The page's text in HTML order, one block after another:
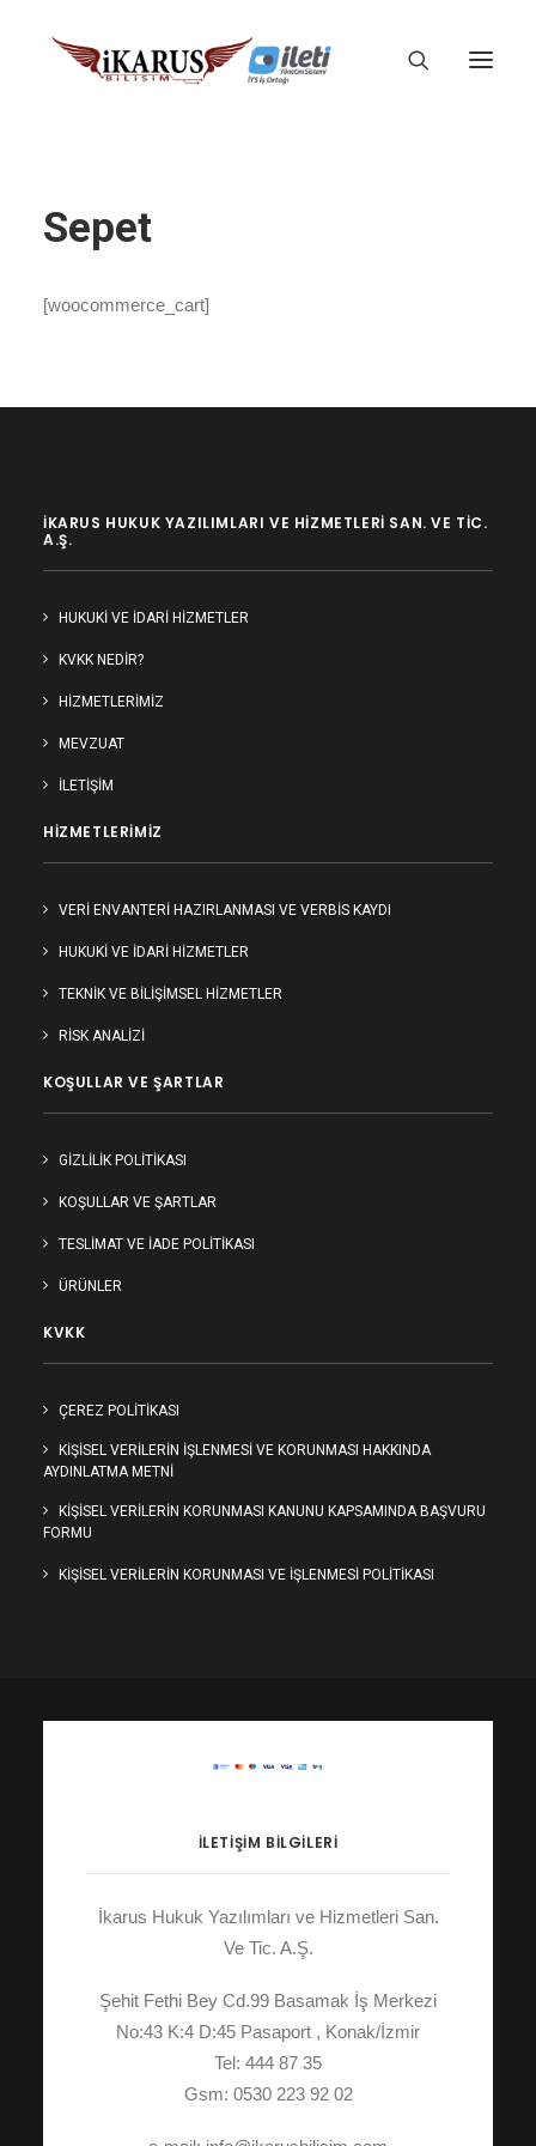
Sepet
[woocommerce_cart]
İKARUS HUKUK YAZILIMLARI VE HIZMETLERI SAN. VE TIC.
A.Ş.
HUKUKI VE İDARI HIZMETLER
KVKK NEDİR?
HIZMETLERIMIZ
MEVZUAT
İLETIŞIM
HIZMETLERIMIZ
VERİ ENVANTERİ HAZIRLANMASI VE VERBİS KAYDI
HUKUKİ VE İDARİ HİZMETLER
TEKNİK VE BİLİŞİMSEL HİZMETLER
RİSK ANALİZİ
KOŞULLAR VE ŞARTLAR
GIZLILIK POLITIKASI
KOŞULLAR VE ŞARTLAR
TESLIMAT VE İADE POLITIKASI
ÜRÜNLER
KVKK
ÇEREZ POLİTİKASI
KIŞISEL VERILERIN İŞLENMESI VE KORUNMASI HAKKINDA
AYDINLATMA METNI
KİŞİSEL VERİLERİN KORUNMASI KANUNU KAPSAMINDA BAŞVURU
FORMU
KİŞİSEL VERİLERİN KORUNMASI VE İŞLENMESİ POLİTİKASI
İLETIŞIM BILGILERI
İkarus Hukuk Yazılımları ve Hizmetleri San.
Ve Tic. A.Ş.
Şehit Fethi Bey Cd.99 Basamak İş Merkezi
No:43 K:4 D:45 Pasaport , Konak/İzmir
Tel: 444 87 35
Gsm: 0530 223 92 02